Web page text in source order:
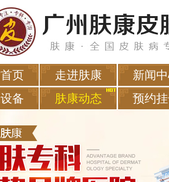
页 走进肤康 新闻
备
肤康动态 预约